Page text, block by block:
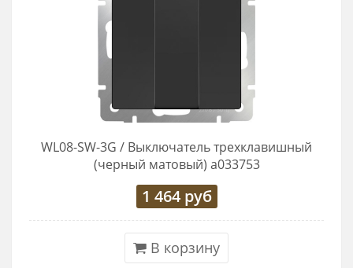
WL08-SW-3G / Выключатель трехклавишный
(черный матовый) a033753
1 464руб
В корзину